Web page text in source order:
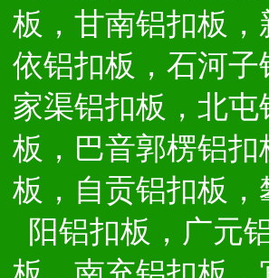
板，甘南铝扣板
依铝扣板，石河
家渠铝扣板，北
板，巴音郭楞铝
板，自贡铝扣板
阳铝扣板，广元